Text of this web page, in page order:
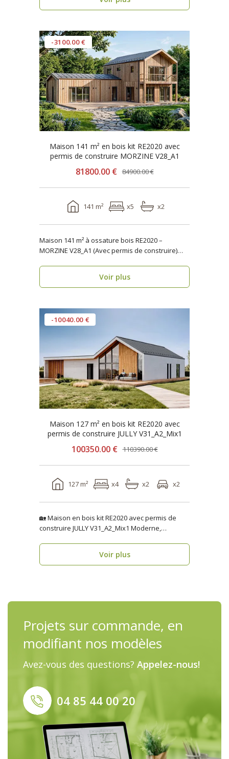
-3100.00 €
Maison 141 m² en bois kit RE2020 avec
permis de construire MORZINE V28_A1
81800.00 € 84900.00 €
141 m² x5 x2
Maison 141 m² à ossature bois RE2020 –
MORZINE V28_A1 (Avec permis de construire)
Voir plus
-10040.00 €
Maison 127 m² en bois kit RE2020 avec
permis de construire JULLY V31_A2_Mix1
100350.00 € 110390.00 €
127 m² x4 x2 x2
🏡 Maison en bois kit RE2020 avec permis de
construire JULLY V31_A2_Mix1 Moderne,
Voir plus
Projets sur commande, en
modifiant nos modèles
Avez-vous des questions? Appelez-nous!
04 85 44 00 20